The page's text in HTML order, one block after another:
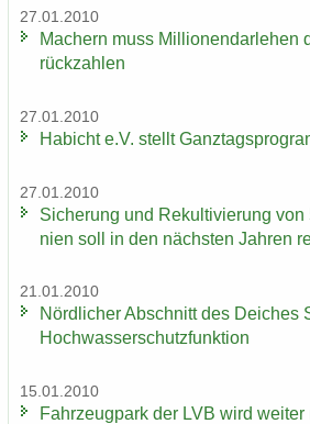
27.01.2010
Ma­chern muss Mil­lio­nen­dar­le­hen
rück­zah­len
27.01.2010
Ha­bicht e.V. stellt
27.01.2010
Si­che­rung und Re­kul­ti­vie­rung
nien soll in den nächs­ten Jah­ren
21.01.2010
Nörd­li­cher Ab­schnitt des Dei­ches
Hoch­was­ser­schutz­funk­ti­on
15.01.2010
Fahr­zeug­park der LVB wird